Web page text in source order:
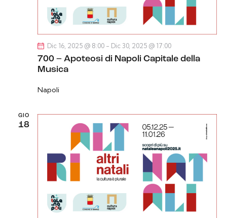
700 – Apoteosi di Napoli Capitale della
Musica
Dic 16, 2025 @ 8:00 - Dic 30, 2025 @ 17:00
Napoli
GIO
18